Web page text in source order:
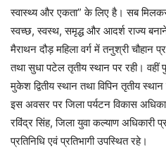
स्वास्थ्य और एकता” के लिए है। सब
स्वच्छ, स्वस्थ, समृद्ध और आदर्श राज्य
मैराथन दौड़ महिला वर्ग में तनुश्री चौहान
तथा सुधा पटेल तृतीय स्थान पर रही। वहीं
मुकेश द्वितीय स्थान तथा विपिन तृतीय
इस अवसर पर जिला पर्यटन विकास
रविंद्र सिंह, जिला युवा कल्याण अधिकारी
प्रतिनिधि एवं प्रतिभागी उपस्थित रहे।